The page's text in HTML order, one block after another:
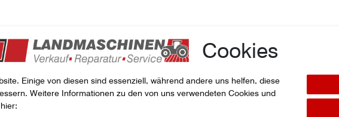
zum Artikel
Cookies
Einige von diesen sind essenziell, während andere uns helfen, diese
Weitere Informationen zu den von uns verwendeten Cookies und